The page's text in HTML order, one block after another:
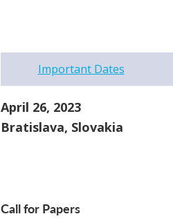
Important Dates
April 26, 2023
Bratislava, Slovakia
Call for Papers